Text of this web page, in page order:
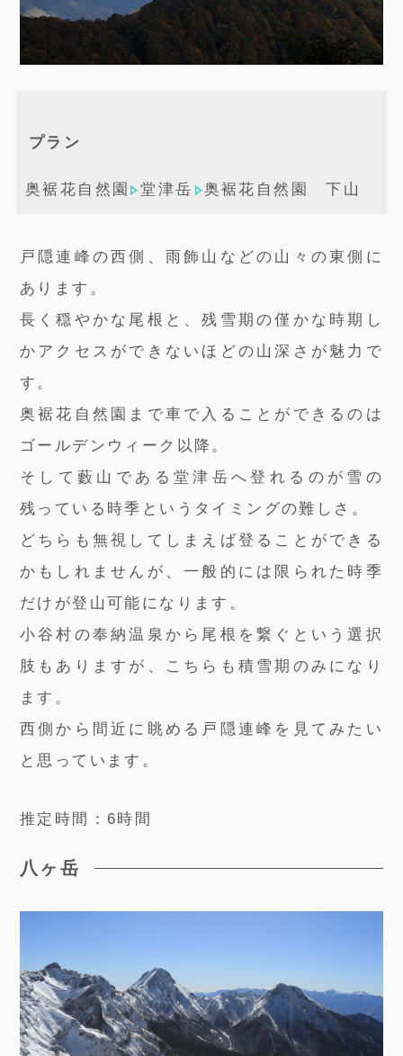
プラン
奥裾花自然園 堂津岳 奥裾花自然園 下山
戸隠連峰の西側、雨飾山などの山々の東側に
あります。
長く穏やかな尾根と、残雪期の僅かな時期し
かアクセスができないほどの山深さが魅力で
す。
奥裾花自然園まで車で入ることができるのは
ゴールデンウィーク以降。
そして藪山である堂津岳へ登れるのが雪の
残っている時季というタイミングの難しさ。
どちらも無視してしまえば登ることができる
かもしれませんが、一般的には限られた時季
だけが登山可能になります。
小谷村の奉納温泉から尾根を繋ぐという選択
肢もありますが、こちらも積雪期のみになり
ます。
西側から間近に眺める戸隠連峰を見てみたい
と思っています。
推定時間：6時間
八ヶ岳